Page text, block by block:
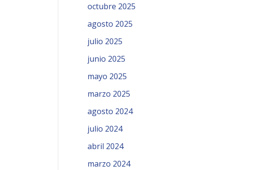
octubre 2025
agosto 2025
julio 2025
junio 2025
mayo 2025
marzo 2025
agosto 2024
julio 2024
abril 2024
marzo 2024